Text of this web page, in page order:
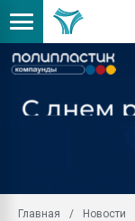
Главная Новости